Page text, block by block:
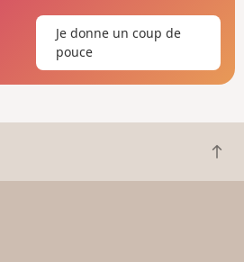
Je donne un coup de
pouce
R
e